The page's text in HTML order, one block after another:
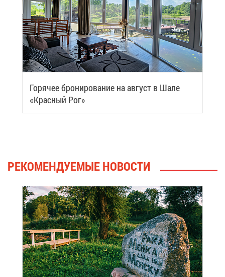
Го­ря­чее бро­ни­ро­ва­ние на ав­густ в Ша­ле
«Крас­ный Рог»
РЕ­КО­МЕН­ДУ­Е­МЫЕ НО­ВО­СТИ